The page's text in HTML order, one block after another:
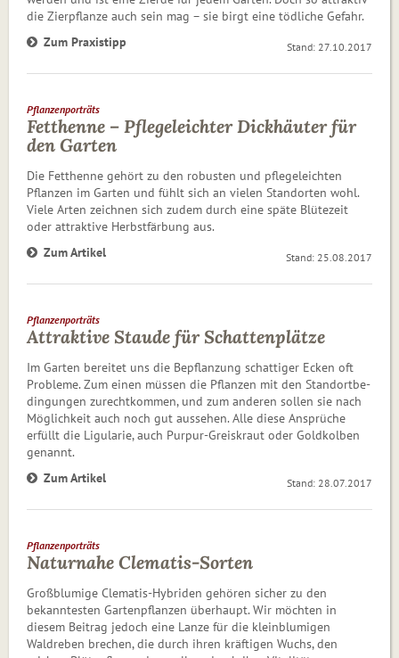
die Zierpflanze auch sein mag – sie birgt eine tödliche Gefahr.
Zum Praxistipp
Stand: 27.10.2017
Pflanzenporträts
Fetthenne – Pflegeleichter Dickhäuter für
den Garten
Die Fetthenne gehört zu den robusten und pflegeleichten
Pflanzen im Garten und fühlt sich an vielen Standorten wohl.
Viele Arten zeichnen sich zudem durch eine späte Blütezeit
oder attraktive Herbstfärbung aus.
Zum Artikel
Stand: 25.08.2017
Pflanzenporträts
Attraktive Staude für Schattenplätze
Im Garten bereitet uns die Bepflanzung schattiger Ecken oft
Probleme. Zum einen müssen die Pflanzen mit den Stand­ort­be­
din­gun­gen zurechtkommen, und zum anderen sollen sie nach
Möglichkeit auch noch gut aussehen. Alle diese An­sprü­che
erfüllt die Ligularie, auch Purpur-Greiskraut oder Gold­kol­ben
genannt.
Zum Artikel
Stand: 28.07.2017
Pflanzenporträts
Naturnahe Clematis-Sorten
Großblumige Clematis-Hybriden gehören sicher zu den
bekanntesten Gartenpflanzen überhaupt. Wir möchten in
diesem Beitrag jedoch eine Lanze für die kleinblumigen
Waldreben brechen, die durch ihren kräftigen Wuchs, den